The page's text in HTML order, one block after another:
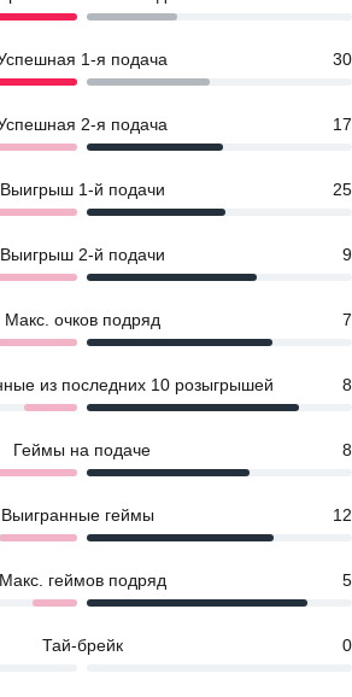
1-я подача 30
2-я подача 17
Выигрыш 1-й подачи 25
Выигрыш 2-й подачи 9
Макс. очков подряд 7
из последних 10 розыгрышей 8
Геймы на подаче 8
Выигранные геймы 12
Макс. геймов подряд 5
Тай-брейк 0